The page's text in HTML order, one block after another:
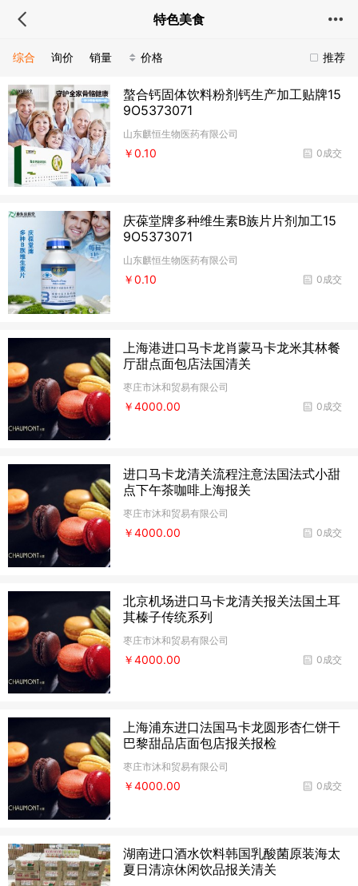
特色美食
推荐
综合 询价 销量 价格
螯合钙固体饮料粉剂钙生产加工贴牌15
9O5373071
山东麒恒生物医药有限公司
0成交
￥0.10
庆葆堂牌多种维生素B族片片剂加工15
9O5373071
山东麒恒生物医药有限公司
0成交
￥0.10
上海港进口马卡龙肖蒙马卡龙米其林餐
厅甜点面包店法国清关
枣庄市沐和贸易有限公司
0成交
￥4000.00
进口马卡龙清关流程注意法国法式小甜
点下午茶咖啡上海报关
枣庄市沐和贸易有限公司
0成交
￥4000.00
北京机场进口马卡龙清关报关法国土耳
其榛子传统系列
枣庄市沐和贸易有限公司
0成交
￥4000.00
上海浦东进口法国马卡龙圆形杏仁饼干
巴黎甜品店面包店报关报检
枣庄市沐和贸易有限公司
0成交
￥4000.00
湖南进口酒水饮料韩国乳酸菌原装海太
夏日清凉休闲饮品报关清关